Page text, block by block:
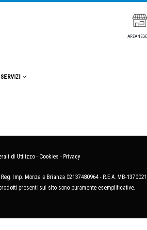
SERVIZI
di Utilizzo - Cookies - Privacy
Imp. Monza e Brianza 02137480964 - R.E.A. MB-
presenti sul sito sono puramente esemplificative.